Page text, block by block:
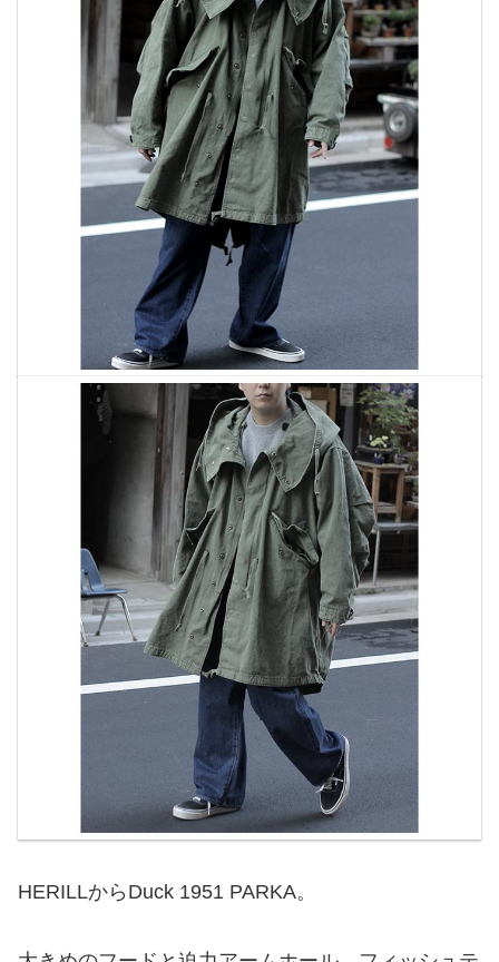
HERILLからDuck 1951 PARKA。